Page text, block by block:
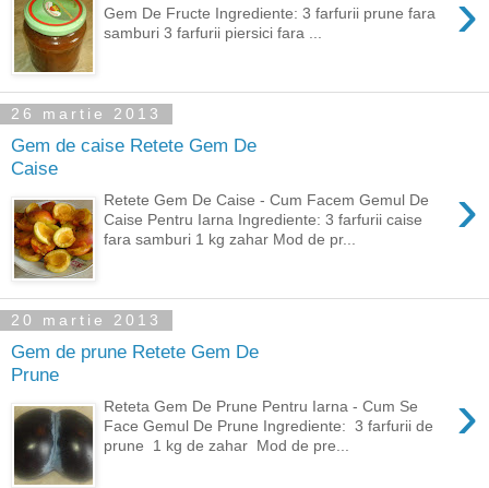
›
Gem De Fructe Ingrediente: 3 farfurii prune fara
samburi 3 farfurii piersici fara ...
26 martie 2013
Gem de caise Retete Gem De
Caise
›
Retete Gem De Caise - Cum Facem Gemul De
Caise Pentru Iarna Ingrediente: 3 farfurii caise
fara samburi 1 kg zahar Mod de pr...
20 martie 2013
Gem de prune Retete Gem De
Prune
›
Reteta Gem De Prune Pentru Iarna - Cum Se
Face Gemul De Prune Ingrediente: 3 farfurii de
prune 1 kg de zahar Mod de pre...